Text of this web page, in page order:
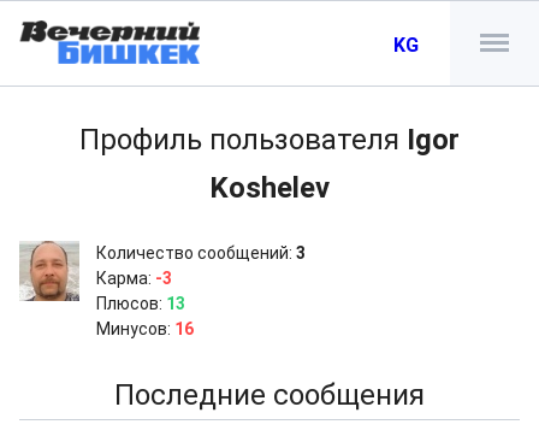
KG
Профиль пользователя Igor
Koshelev
Количество сообщений: 3
Карма: -3
Плюсов: 13
Минусов: 16
Последние сообщения